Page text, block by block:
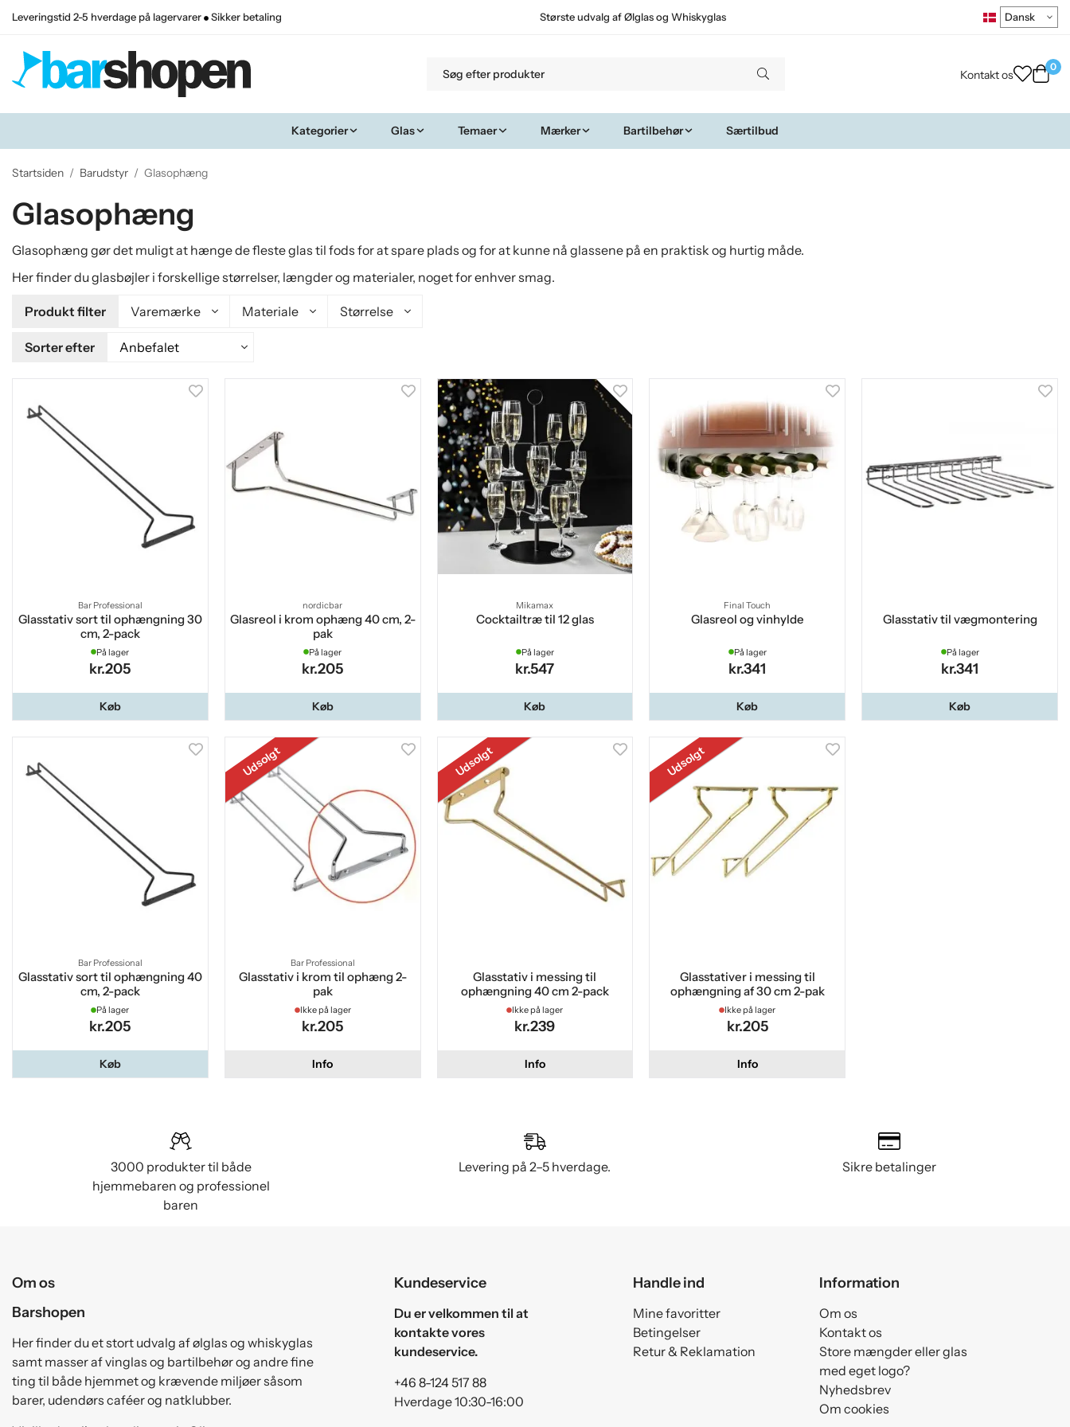
Leveringstid 2-5 hverdage på lagervarer Sikker betaling Største udvalg af Ølglas og Whiskyglas
Kontakt os
0
Kategorier Glas Temaer Mærker Bartilbehør Særtilbud
Startsiden / Barudstyr / Glasophæng
Glasophæng
Glasophæng gør det muligt at hænge de fleste glas til fods for at spare plads og for at kunne nå glassene på en praktisk og hurtig måde.
Her finder du glasbøjler i forskellige størrelser, længder og materialer, noget for enhver smag.
Produkt filter Varemærke Materiale Størrelse
Sorter efter
Bar Professional
Glasstativ sort til ophængning 30
cm, 2-pack
På lager
kr.205
Køb
nordicbar
Glasreol i krom ophæng 40 cm, 2-
pak
På lager
kr.205
Køb
Mikamax
Cocktailtræ til 12 glas
På lager
kr.547
Køb
Final Touch
Glasreol og vinhylde
På lager
kr.341
Køb
Glasstativ til vægmontering
På lager
kr.341
Køb
Bar Professional
Glasstativ sort til ophængning 40
cm, 2-pack
På lager
kr.205
Køb
Udsolgt
Bar Professional
Glasstativ i krom til ophæng 2-
pak
Ikke på lager
kr.205
Info
Udsolgt
Glasstativ i messing til
ophængning 40 cm 2-pack
Ikke på lager
kr.239
Info
Udsolgt
Glasstativer i messing til
ophængning af 30 cm 2-pak
Ikke på lager
kr.205
Info
3000 produkter til både
hjemmebaren og professionel
baren
Levering på 2–5 hverdage. Sikre betalinger
Om os
Barshopen
Her finder du et stort udvalg af ølglas og whiskyglas
samt masser af vinglas og bartilbehør og andre fine
ting til både hjemmet og krævende miljøer såsom
barer, udendørs caféer og natklubber.
Kundeservice
Du er velkommen til at
kontakte vores
kundeservice.
+46 8-124 517 88
Hverdage 10:30-16:00
Handle ind
Mine favoritter
Betingelser
Retur & Reklamation
Information
Om os
Kontakt os
Store mængder eller glas
med eget logo?
Nyhedsbrev
Om cookies